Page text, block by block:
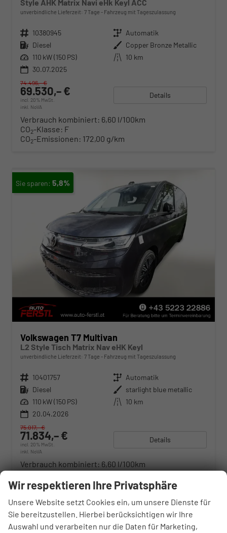
Style AHK Matrix Navi eHk Keyl ACC
unverbindliche Lieferzeit: 7 Tage Fahrzeug mit Tageszulassung
Fahrzeugnr. 10380945 Getriebe Automatik
Kraftstoff Diesel Außenfarbe Copper Bronze Metallic
Leistung 110 kW (150 PS) Kilometerstand 10 km
30.07.2025
69.530,– €
incl. 20% MwSt.
inkl. NoVA
74.496,– €
Details
Verbrauch kombiniert: 6,60 l/100km
CO2-Klasse: F
CO2-Emissionen: 172,00 g/km
5,8%
Volkswagen T7 Multivan
L2 Style Tisch Matrix Nav eHK Keyl
unverbindliche Lieferzeit: 7 Tage Fahrzeug mit Tageszulassung
Fahrzeugnr. 10401757 Getriebe Automatik
Kraftstoff Diesel Außenfarbe starlight blue metallic
Leistung 110 kW (150 PS) Kilometerstand 10 km
20.04.2026
71.834,– €
incl. 20% MwSt.
inkl. NoVA
75.017,– €
Details
Verbrauch kombiniert: 6,60 l/100km
CO -Klasse:F
CO2-Emissionen:173,00 g/km
Fahrzeugnr.
Wir respektieren Ihre Privatsphäre
Unsere Website setzt Cookies ein, um unsere Dienste für
Sie bereitzustellen. Hierbei berücksichtigen wir Ihre
Auswahl und verarbeiten nur die Daten für Marketing,